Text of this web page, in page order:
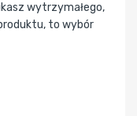
wytrzymałego,
to wybór